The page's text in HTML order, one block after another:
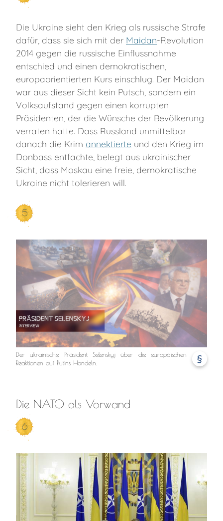
Die Ukraine sieht den Krieg als russische Strafe
dafür, dass sie sich mit der Maidan-Revolution
2014 gegen die russische Einflussnahme
entschied und einen demokratischen,
europaorientierten Kurs einschlug. Der Maidan
war aus dieser Sicht kein Putsch, sondern ein
Volksaufstand gegen einen korrupten
Präsidenten, der die Wünsche der Bevölkerung
verraten hatte. Dass Russland unmittelbar
danach die Krim annektierte und den Krieg im
Donbass entfachte, belegt aus ukrainischer
Sicht, dass Moskau eine freie, demokratische
Ukraine nicht tolerieren will.
5
§
Der ukrainische Präsident Selenskyj über die europäischen
Reaktionen auf Putins Handeln.
Die NATO als Vorwand
6